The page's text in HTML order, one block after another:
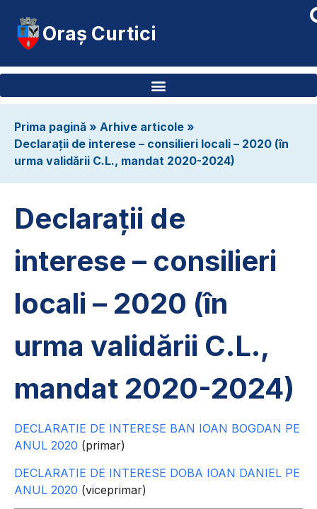
Oraș Curtici
Prima pagină » Arhive articole »
Declarații de interese – consilieri locali – 2020 (în
urma validării C.L., mandat 2020-2024)
Declarații de
interese – consilieri
locali – 2020 (în
urma validării C.L.,
mandat 2020-2024)
DECLARATIE DE INTERESE BAN IOAN BOGDAN PE
ANUL 2020 (primar)
DECLARATIE DE INTERESE DOBA IOAN DANIEL PE
ANUL 2020 (viceprimar)